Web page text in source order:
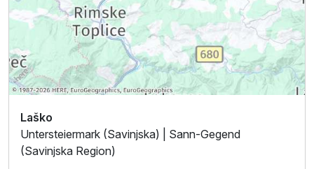
Laško
Untersteiermark (Savinjska) | Sann-Gegend
(Savinjska Region)